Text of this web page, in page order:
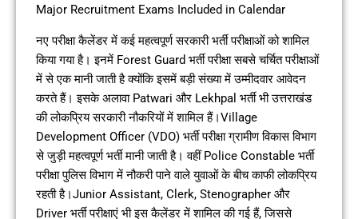
Major Recruitment Exams Included in Calendar
नए परीक्षा कैलेंडर में कई महत्वपूर्ण सरकारी भर्ती परीक्षाओं को शामिल
किया गया है। इनमें Forest Guard भर्ती परीक्षा सबसे चर्चित परीक्षाओं
में से एक मानी जाती है क्योंकि इसमें बड़ी संख्या में उम्मीदवार आवेदन
करते हैं। इसके अलावा Patwari और Lekhpal भर्ती भी उत्तराखंड
की लोकप्रिय सरकारी नौकरियों में शामिल हैं।Village
Development Officer (VDO) भर्ती परीक्षा ग्रामीण विकास विभाग
से जुड़ी महत्वपूर्ण भर्ती मानी जाती है। वहीं Police Constable भर्ती
परीक्षा पुलिस विभाग में नौकरी पाने वाले युवाओं के बीच काफी लोकप्रिय
रहती है।Junior Assistant, Clerk, Stenographer और
Driver भर्ती परीक्षाएं भी इस कैलेंडर में शामिल की गई हैं, जिससे